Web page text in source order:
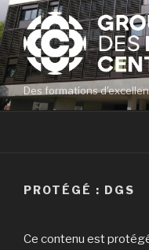
Aller
au
contenu
principal
Des formations
PROTÉGÉ : DGS
Ce contenu est